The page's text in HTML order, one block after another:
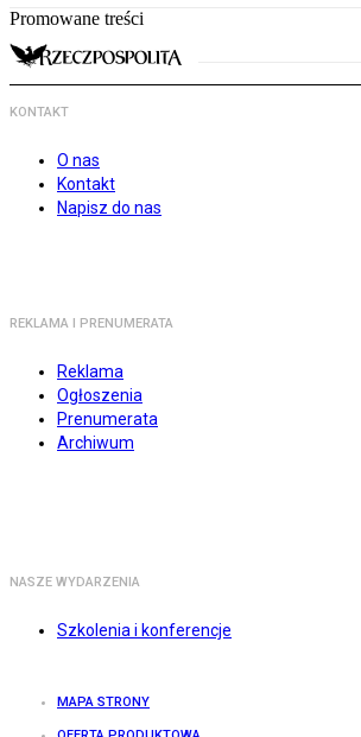
Promowane treści
KONTAKT
O nas
Kontakt
Napisz do nas
REKLAMA I PRENUMERATA
Reklama
Ogłoszenia
Prenumerata
Archiwum
NASZE WYDARZENIA
Szkolenia i konferencje
MAPA STRONY